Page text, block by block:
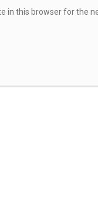
in this browser for the